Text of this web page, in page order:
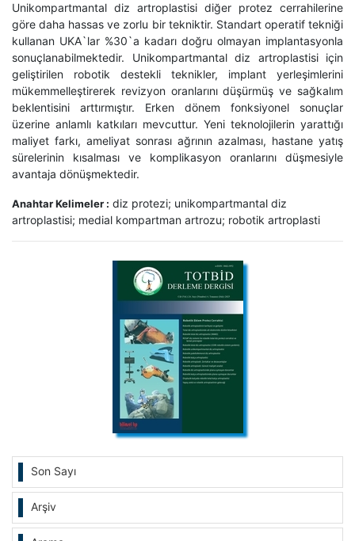
Son Sayı
Arşiv
Unikompartmantal diz artroplastisi diğer protez cerrahilerine
göre daha hassas ve zorlu bir tekniktir. Standart operatif tekniği
kullanan UKA`lar %30`a kadarı doğru olmayan implantasyonla
sonuçlanabilmektedir. Unikompartmantal diz artroplastisi için
geliştirilen robotik destekli teknikler, implant yerleşimlerini
mükemmelleştirerek revizyon oranlarını düşürmüş ve sağkalım
beklentisini arttırmıştır. Erken dönem fonksiyonel sonuçlar
üzerine anlamlı katkıları mevcuttur. Yeni teknolojilerin yarattığı
maliyet farkı, ameliyat sonrası ağrının azalması, hastane yatış
sürelerinin kısalması ve komplikasyon oranlarını düşmesiyle
avantaja dönüşmektedir.
Anahtar Kelimeler : diz protezi; unikompartmantal diz
artroplastisi; medial kompartman artrozu; robotik artroplasti